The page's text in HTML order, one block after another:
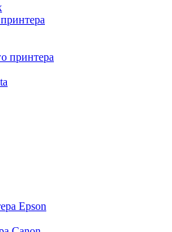
принтера
Epson